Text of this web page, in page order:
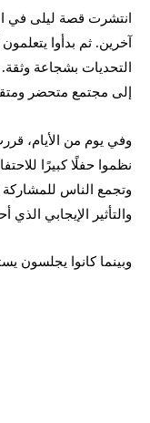
انتشرت قصة ليلى في
آخرين. ثم بدأوا
التحديات بشجاعة
إلى مجتمع متحضر
وفي يوم من الأيام،
نظموا حفلًا كبيرًا
وتجمع الناس
والتأثير الإيجابي الذي
وبينما كانوا يجلسون